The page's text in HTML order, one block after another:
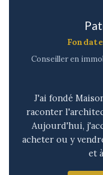
Conseiller en
J'ai fondé
raconter
Aujourd'hui,
acheter ou y
et